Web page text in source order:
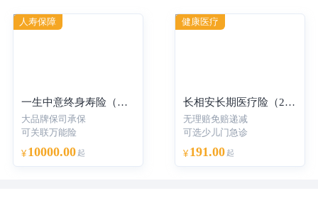
一生中意终身寿险（分红型）-年交
大品牌保司承保
可关联万能险
¥ 10000.00 起
人寿保障
长相安长期医疗险（20年保证续保）—个人版
无理赔免赔递减
可选少儿门急诊
¥ 191.00 起
健康医疗